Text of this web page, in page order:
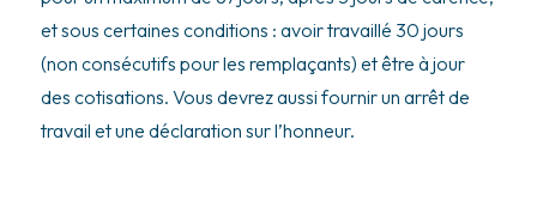
et sous certaines conditions : avoir travaillé 30 jours
(non consécutifs pour les remplaçants) et être à jour
des cotisations. Vous devrez aussi fournir un arrêt de
travail et une déclaration sur l’honneur.